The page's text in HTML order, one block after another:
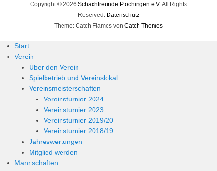
Copyright © 2026 Schachfreunde Plochingen e.V. All Rights
Reserved. Datenschutz
Theme: Catch Flames von Catch Themes
Start
Verein
Über den Verein
Spielbetrieb und Vereinslokal
Vereinsmeisterschaften
Vereinsturnier 2024
Vereinsturnier 2023
Vereinsturnier 2019/20
Vereinsturnier 2018/19
Jahreswertungen
Mitglied werden
Mannschaften